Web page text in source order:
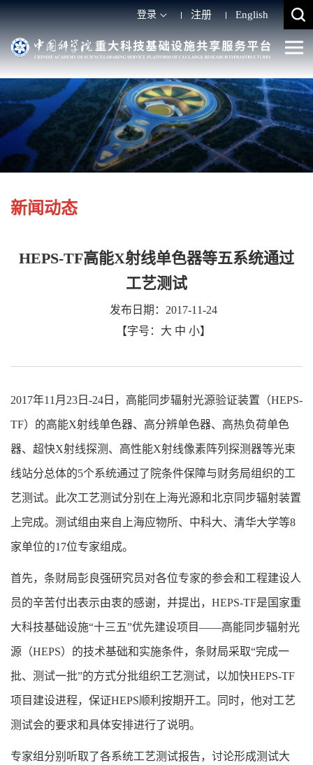
登录 注册 English
新闻动态
HEPS-TF高能X射线单色器等五系统通过
工艺测试
发布日期：2017-11-24
【字号： 大 中 小】
2017年11月23日-24日，高能同步辐射光源验证装置（HEPS-
TF）的高能X射线单色器、高分辨单色器、高热负荷单色
器、超快X射线探测、高性能X射线像素阵列探测器等光束
线站分总体的5个系统通过了院条件保障与财务局组织的工
艺测试。此次工艺测试分别在上海光源和北京同步辐射装置
上完成。测试组由来自上海应物所、中科大、清华大学等8
家单位的17位专家组成。
首先，条财局彭良强研究员对各位专家的参会和工程建设人
员的辛苦付出表示由衷的感谢，并提出，HEPS-TF是国家重
大科技基础设施“十三五”优先建设项目——高能同步辐射光
源（HEPS）的技术基础和实施条件，条财局采取“完成一
批、测试一批”的方式分批组织工艺测试，以加快HEPS-TF
项目建设进程，保证HEPS顺利按期开工。同时，他对工艺
测试会的要求和具体安排进行了说明。
专家组分别听取了各系统工艺测试报告，讨论形成测试大